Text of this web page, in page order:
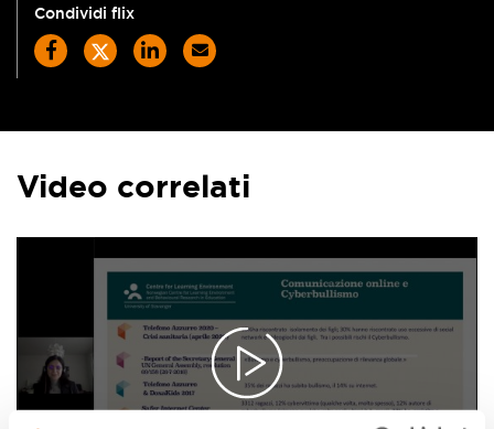
Condividi flix
Video correlati